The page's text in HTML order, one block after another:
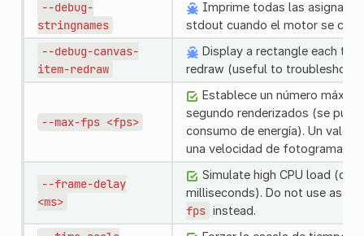
--debug-
stringnames
Imprime todas las
stdout cuando el motor se
--debug-canvas-
item-redraw
Display a rectangle each
redraw (useful to troubleshoot
--max-fps <fps>
Establece un número
segundo renderizados (se
consumo de energía). Un valor
una velocidad de fotogramas
--frame-delay
<ms>
Simulate high CPU load
milliseconds). Do not use as a
fps instead.